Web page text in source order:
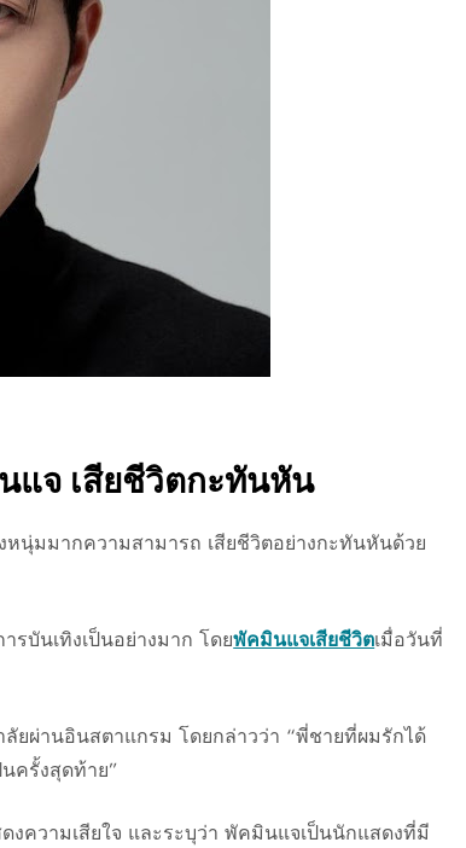
แจ เสียชีวิตกะทันหัน
หนุ่มมากความสามารถ เสียชีวิตอย่างกะทันหันด้วย
รบันเทิงเป็นอย่างมาก โดยพัคมินแจเสียชีวิตเมื่อวันที่
ยผ่านอินสตาแกรม โดยกล่าวว่า “พี่ชายที่ผมรักได้
ครั้งสุดท้าย”
งความเสียใจ และระบุว่า พัคมินแจเป็นนักแสดงที่มี